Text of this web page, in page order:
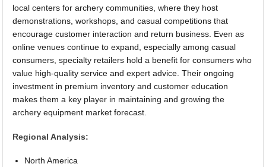
local centers for archery communities, where they host
demonstrations, workshops, and casual competitions that
encourage customer interaction and return business. Even as
online venues continue to expand, especially among casual
consumers, specialty retailers hold a benefit for consumers who
value high-quality service and expert advice. Their ongoing
investment in premium inventory and customer education
makes them a key player in maintaining and growing the
archery equipment market forecast.
Regional Analysis:
North America